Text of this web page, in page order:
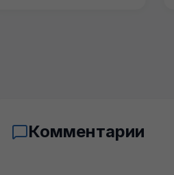
Комментарии